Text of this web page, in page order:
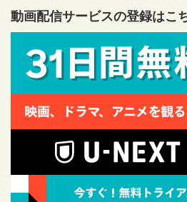
動画配信サービスの登録はこ